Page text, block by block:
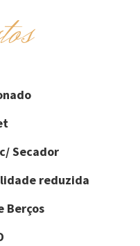
Secador
reduzida
Berços